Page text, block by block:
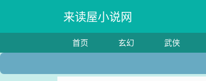
来读屋小说网
首页 玄幻 武侠